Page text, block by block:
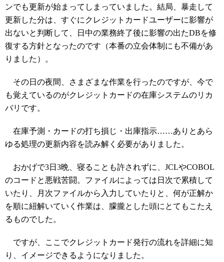
ンでも更新が始まってしまっていました。結局、暴走して
更新した分は、すぐにクレジットカードユーザーに影響が
出ないと判断して、日中の業務終了後に影響の出たDBを修
復する方針となったのです（本番の立会体制にも不備があ
りました）。
その日の夜間、さまざまな作業を行ったのですが、今で
も覚えているのがクレジットカードの在庫システムのリカ
バリです。
在庫予測・カードの打ち損じ・出庫指示……ありとあら
ゆる処理の更新内容を読み解く必要がありました。
おかげで3日3晩、寝ることも許されずに、JCLやCOBOL
のコードと悪戦苦闘。ファイルによっては日次で累積して
いたり、月次ファイルから入力していたりと、何が正解か
を順に紐解いていく作業は、朦朧とした頭にとてもこたえ
るものでした。
ですが、ここでクレジットカード発行の流れを詳細に知
り、イメージできるようになりました。